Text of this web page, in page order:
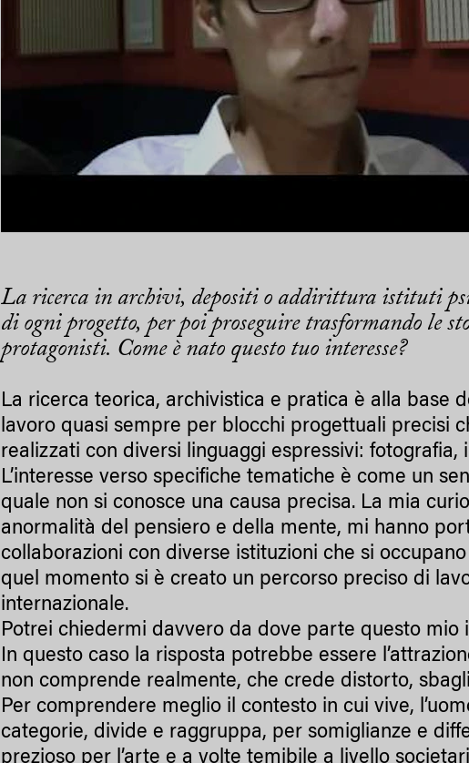
La ricerca in archivi, depositi o addirittura istituti
di ogni progetto, per poi proseguire trasformando le
protagonisti. Come è nato questo tuo interesse?
La ricerca teorica, archivistica e pratica è alla base
lavoro quasi sempre per blocchi progettuali precisi
realizzati con diversi linguaggi espressivi: fotografia,
L’interesse verso specifiche tematiche è come un
quale non si conosce una causa precisa. La mia
anormalità del pensiero e della mente, mi hanno
collaborazioni con diverse istituzioni che si
quel momento si è creato un percorso preciso di
internazionale.
Potrei chiedermi davvero da dove parte questo mio
In questo caso la risposta potrebbe essere
non comprende realmente, che crede distorto,
Per comprendere meglio il contesto in cui vive,
categorie, divide e raggruppa, per somiglianze e
prezioso per l’arte e a volte temibile a livello